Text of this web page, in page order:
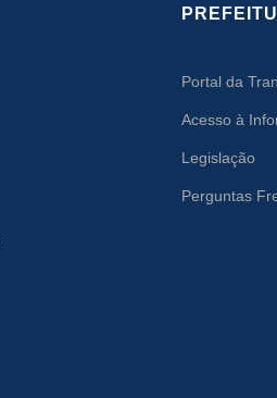
Portal da
Acesso à
Legislação
Perguntas